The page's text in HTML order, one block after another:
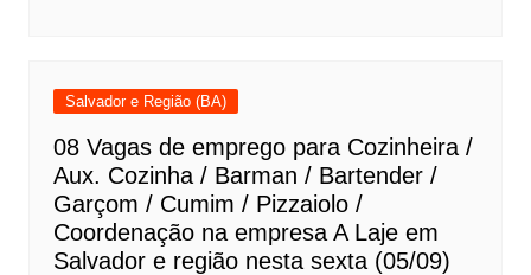
Salvador e Região (BA)
08 Vagas de emprego para Cozinheira /
Aux. Cozinha / Barman / Bartender /
Garçom / Cumim / Pizzaiolo /
Coordenação na empresa A Laje em
Salvador e região nesta sexta (05/09)